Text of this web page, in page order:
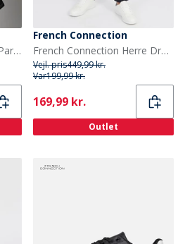
French Connection Herre Parka Jakke Sort
French Connection
French Connection Herre Drawstring Linen Afslappede bukser Blå
Vejl. pris449,99 kr.
Var199,99 kr.
Current
169,99 kr.
Outlet